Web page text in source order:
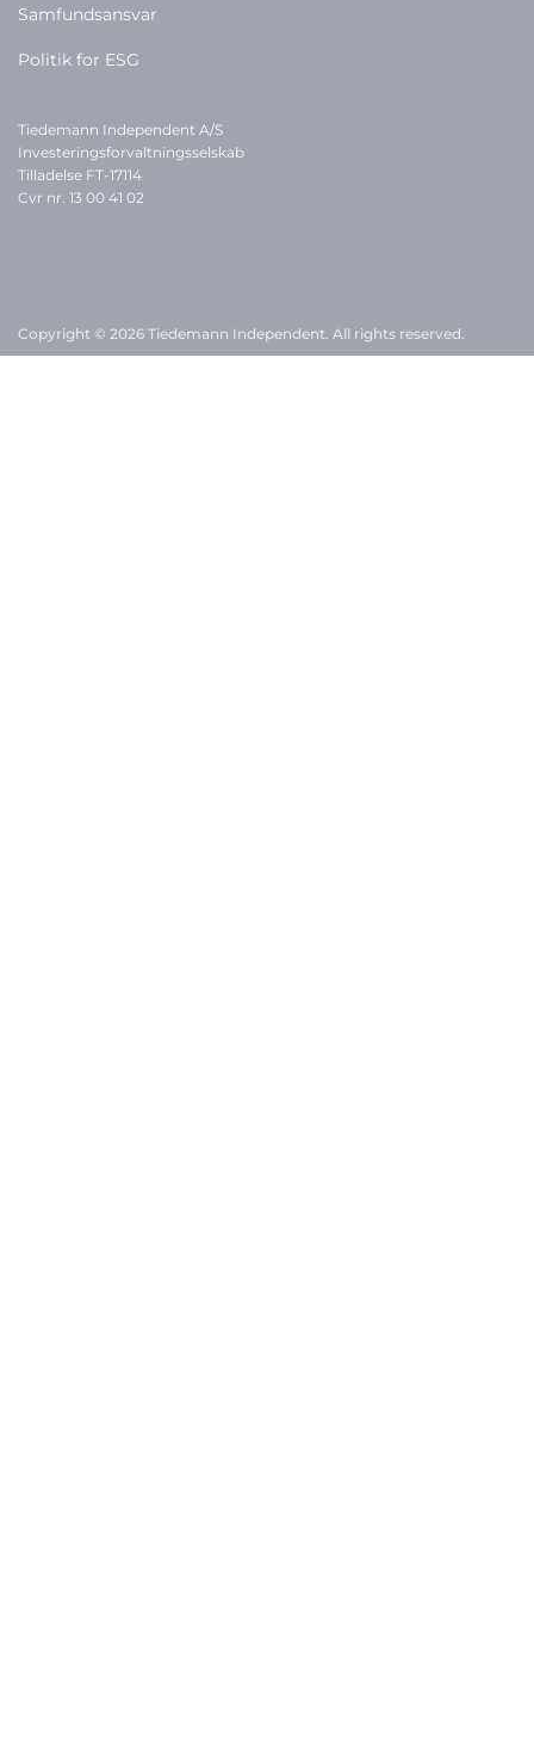
Samfundsansvar
Politik for ESG
Tiedemann Independent A/S
Investeringsforvaltningsselskab
Tilladelse FT-17114
Cvr nr. 13 00 41 02
Copyright © 2026 Tiedemann Independent. All rights reserved.